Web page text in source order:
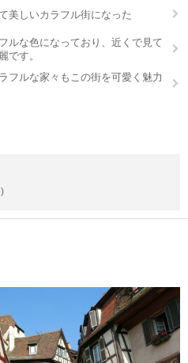
美しいカラフル街になった
ルな色になっており、近くで見て
です。
フルな家々もこの街を可愛く魅力
)